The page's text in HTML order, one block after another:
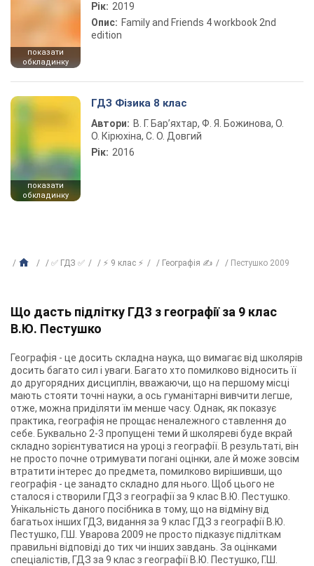
показати
обкладинку
Рік: 2019
Опис: Family and Friends 4 workbook 2nd
edition
показати
обкладинку
ГДЗ Фізика 8 клас
Автори: В. Г. Бар’яхтар, Ф. Я. Божинова, О.
О. Кірюхіна, С. О. Довгий
Рік: 2016
✅ ГДЗ ✅ ⚡ 9 клас ⚡ Географія ✍ Пестушко 2009
Що дасть підлітку ГДЗ з географії за 9 клас
В.Ю. Пестушко
Географія - це досить складна наука, що вимагає від школярів
досить багато сил і уваги. Багато хто помилково відносить її
до другорядних дисциплін, вважаючи, що на першому місці
мають стояти точні науки, а ось гуманітарні вивчити легше,
отже, можна приділяти їм менше часу. Однак, як показує
практика, географія не прощає неналежного ставлення до
себе. Буквально 2-3 пропущені теми й школяреві буде вкрай
складно зорієнтуватися на уроці з географії. В результаті, він
не просто почне отримувати погані оцінки, але й може зовсім
втратити інтерес до предмета, помилково вирішивши, що
географія - це занадто складно для нього. Щоб цього не
сталося і створили ГДЗ з географії за 9 клас В.Ю. Пестушко.
Унікальність даного посібника в тому, що на відміну від
багатьох інших ГДЗ, видання за 9 клас ГДЗ з географії В.Ю.
Пестушко, Г.Ш. Уварова 2009 не просто підказує підліткам
правильні відповіді до тих чи інших завдань. За оцінками
спеціалістів, ГДЗ за 9 клас з географії В.Ю. Пестушко, Г.Ш.